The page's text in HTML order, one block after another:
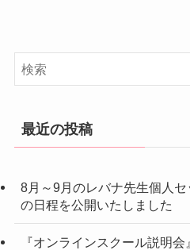
最近の投稿
8月～9月のレバナ先生個人
の日程を公開いたしました
『オンラインスクール説明